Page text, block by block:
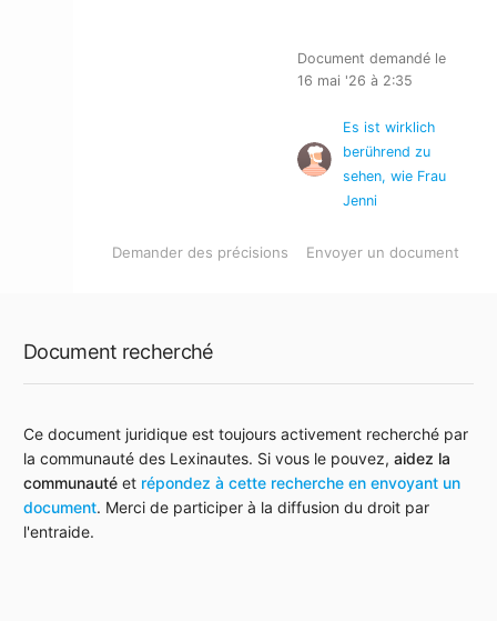
Document demandé le
16 mai '26 à 2:35
Es ist wirklich
berührend zu
sehen, wie Frau
Jenni
Demander des précisions Envoyer un document
Document recherché
Ce document juridique est toujours activement recherché par
la communauté des Lexinautes. Si vous le pouvez, aidez la
communauté et répondez à cette recherche en envoyant un
document. Merci de participer à la diffusion du droit par
l'entraide.